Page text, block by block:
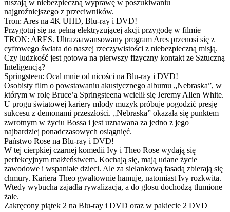
ruszają w niebezpieczną wyprawę w poszukiwaniu
najgroźniejszego z przeciwników.
Tron: Ares na 4K UHD, Blu-ray i DVD!
Przygotuj się na pełną elektryzującej akcji przygodę w filmie
TRON: ARES. Ultrazaawansowany program Ares przenosi się z
cyfrowego świata do naszej rzeczywistości z niebezpieczną misją.
Czy ludzkość jest gotowa na pierwszy fizyczny kontakt ze Sztuczną
Inteligencją?
Springsteen: Ocal mnie od nicości na Blu-ray i DVD!
Osobisty film o powstawaniu akustycznego albumu „Nebraska”, w
którym w rolę Bruce’a Springsteena wcielił się Jeremy Allen White.
U progu światowej kariery młody muzyk próbuje pogodzić presję
sukcesu z demonami przeszłości. „Nebraska” okazała się punktem
zwrotnym w życiu Bossa i jest uznawana za jedno z jego
najbardziej ponadczasowych osiągnięć.
Państwo Rose na Blu-ray i DVD!
W tej cierpkiej czarnej komedii Ivy i Theo Rose wydają się
perfekcyjnym małżeństwem. Kochają się, mają udane życie
zawodowe i wspaniałe dzieci. Ale za sielankową fasadą zbierają się
chmury. Kariera Theo gwałtownie hamuje, natomiast Ivy rozkwita.
Wtedy wybucha zajadła rywalizacja, a do głosu dochodzą tłumione
żale.
Zakręcony piątek 2 na Blu-ray i DVD oraz w pakiecie 2 DVD